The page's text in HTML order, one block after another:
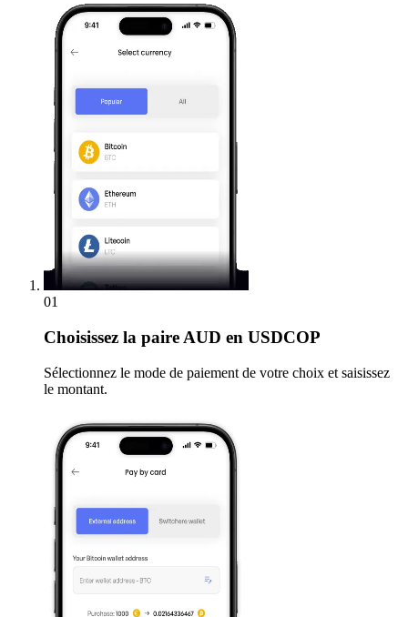
01
Choisissez la paire AUD en USDCOP
Sélectionnez le mode de paiement de votre choix et saisissez
le montant.